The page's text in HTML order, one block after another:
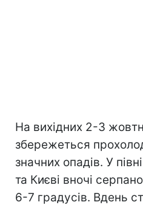
На вихідних 2-3
збережеться
значних опадів. У
та Києві вночі
6-7 градусів. Вдень